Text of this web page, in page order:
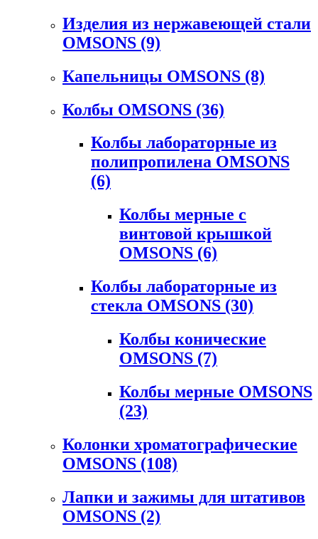
Изделия из нержавеющей стали
OMSONS (9)
Капельницы OMSONS (8)
Колбы OMSONS (36)
Колбы лабораторные из
полипропилена OMSONS
(6)
Колбы мерные с
винтовой крышкой
OMSONS (6)
Колбы лабораторные из
стекла OMSONS (30)
Колбы конические
OMSONS (7)
Колбы мерные OMSONS
(23)
Колонки хроматографические
OMSONS (108)
Лапки и зажимы для штативов
OMSONS (2)